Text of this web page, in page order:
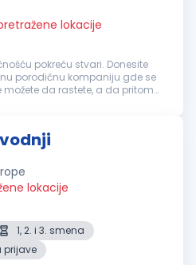
lokacije
pokreću stvari. Donesite
porodičnu kompaniju gde se
da rastete, a da pritom
lokacije
1, 2. i 3. smena
prijave